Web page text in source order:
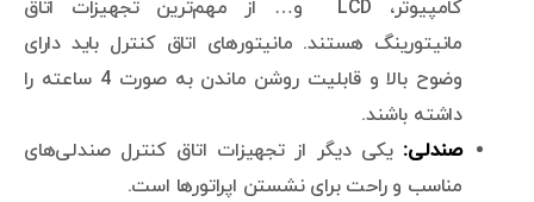
کامپیوتر، LCD و… از مهم‌ترین تجهیزات اتاق
مانیتورینگ هستند. مانیتورهای اتاق کنترل باید دارای
وضوح بالا و قابلیت روشن ماندن به صورت 4 ساعته را
داشته باشند.
صندلی: یکی دیگر از تجهیزات اتاق کنترل صندلی‌های
مناسب و راحت برای نشستن اپراتورها است.